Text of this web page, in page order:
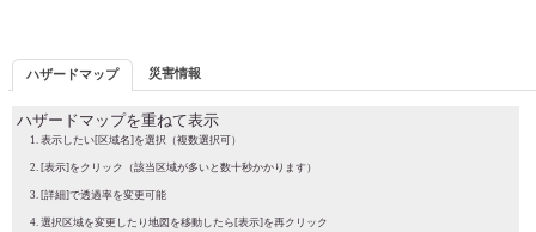
ハザードマップ 災害情報
ハザードマップを重ねて表示
表示したい[区域名]を選択（複数選択可）
[表示]をクリック（該当区域が多いと数十秒かかります）
[詳細]で透過率を変更可能
選択区域を変更したり地図を移動したら[表示]を再クリック